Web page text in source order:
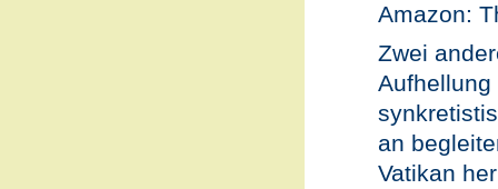
Amazon:
Zwei
an
Vatikan